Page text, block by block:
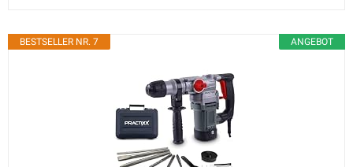
ANGEBOT
BESTSELLER NR. 7